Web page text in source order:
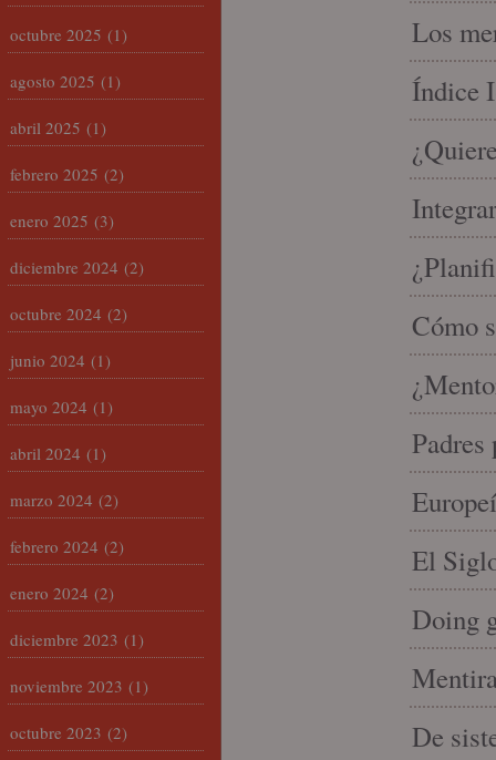
Los
Índice
Cómo
Padres
El
Doing
De
octubre 2025 (1)
agosto 2025 (1)
abril 2025 (1)
febrero 2025 (2)
enero 2025 (3)
diciembre 2024 (2)
octubre 2024 (2)
junio 2024 (1)
mayo 2024 (1)
abril 2024 (1)
marzo 2024 (2)
febrero 2024 (2)
enero 2024 (2)
diciembre 2023 (1)
noviembre 2023 (1)
octubre 2023 (2)